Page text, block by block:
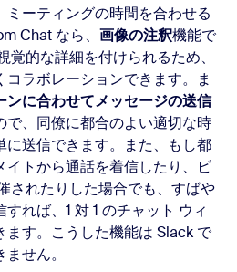
ミーティングの時間を合わせる
Chat なら、 画像の注釈機能で
的な詳細を付けられるため、
コラボレーションできます。ま
ンに合わせてメッセージの送信
で、同僚に都合のよい適切な時
に送信できます。また、もし都
イトから通話を着信したり、ビ
されたりした場合でも、すばや
すれば、1 対 1 のチャット ウィ
ます。こうした機能は Slack で
せん。